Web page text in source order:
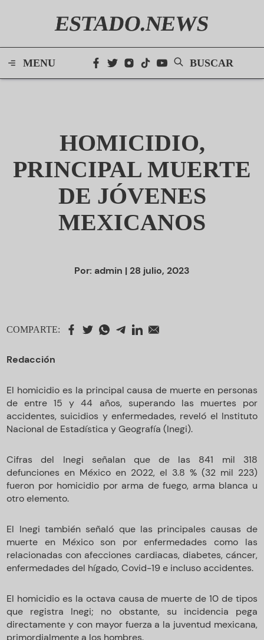
ESTADO.NEWS
MENU BUSCAR
HOMICIDIO,
PRINCIPAL MUERTE
DE JÓVENES
MEXICANOS
Por: admin | 28 julio, 2023
COMPARTE:
Redacción
El homicidio es la principal causa de muerte en personas
de entre 15 y 44 años, superando las muertes por
accidentes, suicidios y enfermedades, reveló el Instituto
Nacional de Estadística y Geografía (Inegi).
Cifras del Inegi señalan que de las 841 mil 318
defunciones en México en 2022, el 3.8 % (32 mil 223)
fueron por homicidio por arma de fuego, arma blanca u
otro elemento.
El Inegi también señaló que las principales causas de
muerte en México son por enfermedades como las
relacionadas con afecciones cardiacas, diabetes, cáncer,
enfermedades del hígado, Covid-19 e incluso accidentes.
El homicidio es la octava causa de muerte de 10 de tipos
que registra Inegi; no obstante, su incidencia pega
directamente y con mayor fuerza a la juventud mexicana,
primordialmente a los hombres.